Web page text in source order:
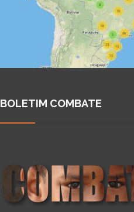
BOLETIM COMBATE